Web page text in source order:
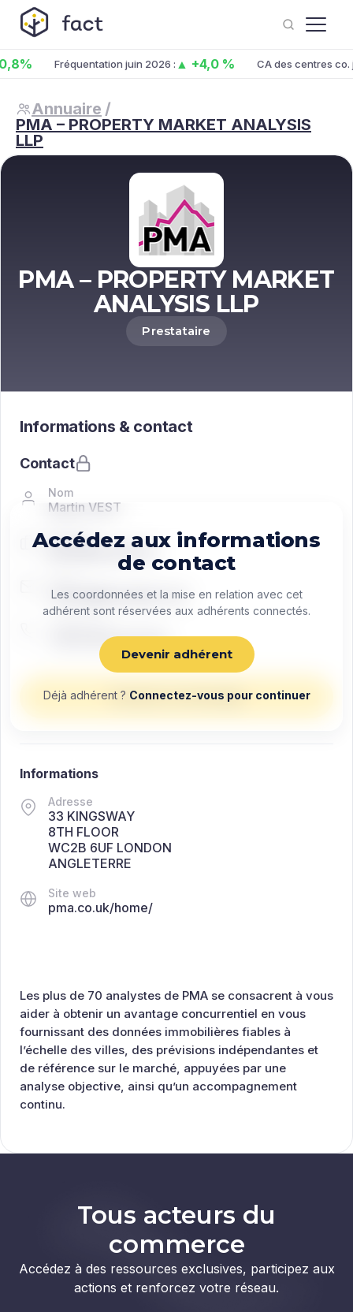
Fréquentation juin 2026 :▲ +4,0 % CA des centres co. juin
Annuaire /
PMA – PROPERTY MARKET ANALYSIS
LLP
PMA – PROPERTY MARKET
ANALYSIS LLP
Prestataire
Les plus de 70 analystes de PMA se consacrent à vous
aider à obtenir un avantage concurrentiel en vous
fournissant des données immobilières fiables à
l’échelle des villes, des prévisions indépendantes et
de référence sur le marché, appuyées par une
analyse objective, ainsi qu’un accompagnement
continu.
Informations & contact
Contact
Nom
Martin VEST
Fonction
Managing director
contact@exemple.com
+33 0 00 00 00 00
Envoyer un message
Accédez aux informations
de contact
Les coordonnées et la mise en relation avec cet
adhérent sont réservées aux adhérents connectés.
Devenir adhérent
Déjà adhérent ? Connectez-vous pour continuer
Informations
Adresse
33 KINGSWAY
8TH FLOOR
WC2B 6UF LONDON
ANGLETERRE
Site web
pma.co.uk/home/
Tous acteurs du
commerce
Accédez à des ressources exclusives, participez aux
actions et renforcez votre réseau.